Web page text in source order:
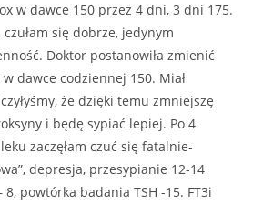
w dawce 150 przez 4 dni, 3 dni 175.
czułam się dobrze, jedynym
Doktor postanowiła zmienić
dawce codziennej 150. Miał
że dzięki temu zmniejszę
i będę sypiać lepiej. Po 4
zaczęłam czuć się fatalnie-
depresja, przesypianie 12-14
powtórka badania TSH -15. FT3i